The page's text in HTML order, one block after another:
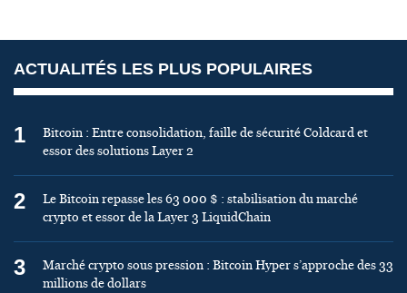
ACTUALITÉS LES PLUS POPULAIRES
1
Bitcoin : Entre consolidation, faille de sécurité Coldcard et
essor des solutions Layer 2
2
Le Bitcoin repasse les 63 000 $ : stabilisation du marché
crypto et essor de la Layer 3 LiquidChain
3
Marché crypto sous pression : Bitcoin Hyper s’approche des 33
millions de dollars